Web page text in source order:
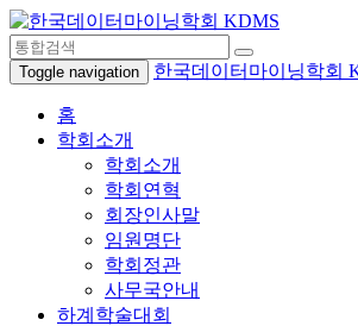
Toggle navigation 한국데이터마이닝학회
홈
학회소개
학회소개
학회연혁
회장인사말
임원명단
학회정관
사무국안내
하계학술대회